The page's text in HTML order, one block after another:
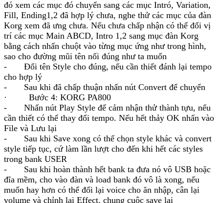
đó xem các mục đó chuyển sang các mục Intró, Variation,
Fill, Ending1,2 đã hợp lý chưa, nghe thử các mục của đàn
Korg xem đã ưng chưa. Nếu chưa chấp nhận có thể đổi vị
trí các mục Main ABCD, Intro 1,2 sang mục đàn Korg
bằng cách nhấn chuột vào từng mục ứng như trong hình,
sao cho đường mũi tên nối đúng như ta muốn
- Đổi tên Style cho đúng, nếu cần thiết đánh lại tempo
cho hợp lý
- Sau khi đã chấp thuận nhấn nút Convert để chuyển
· Bước 4: KORG PA800
- Nhấn nút Play Style để cảm nhận thử thành tựu, nếu
cần thiết có thể thay đổi tempo. Nếu hết thảy OK nhấn vào
File và Lưu lại
- Sau khi Save xong có thể chọn style khác và convert
style tiếp tục, cứ làm lần lượt cho đến khi hết các styles
trong bank USER
- Sau khi hoàn thành hết bank ta đưa nó vô USB hoặc
đĩa mềm, cho vào đàn và load bank đó vô là xong, nếu
muốn hay hơn có thể đổi lại voice cho ăn nhập, cân lại
volume và chỉnh lại Effect. chung cuộc save lại